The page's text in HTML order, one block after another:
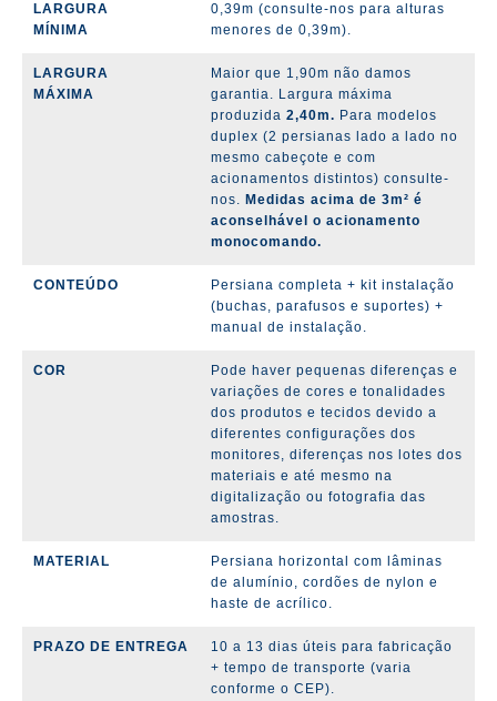
LARGURA
MÍNIMA
0,39m (consulte-nos para alturas
menores de 0,39m).
LARGURA
MÁXIMA
Maior que 1,90m não damos
garantia. Largura máxima
produzida 2,40m. Para modelos
duplex (2 persianas lado a lado no
mesmo cabeçote e com
acionamentos distintos) consulte-
nos. Medidas acima de 3m² é
aconselhável o acionamento
monocomando.
CONTEÚDO
Persiana completa + kit instalação
(buchas, parafusos e suportes) +
manual de instalação.
COR
Pode haver pequenas diferenças e
variações de cores e tonalidades
dos produtos e tecidos devido a
diferentes configurações dos
monitores, diferenças nos lotes dos
materiais e até mesmo na
digitalização ou fotografia das
amostras.
MATERIAL
Persiana horizontal com lâminas
de alumínio, cordões de nylon e
haste de acrílico.
PRAZO DE ENTREGA
10 a 13 dias úteis para fabricação
+ tempo de transporte (varia
conforme o CEP).